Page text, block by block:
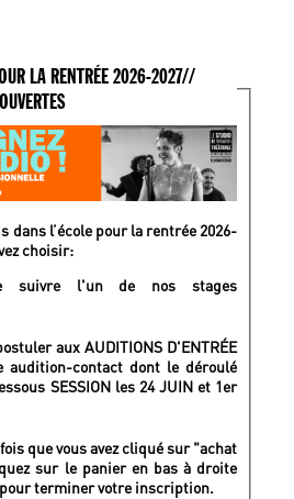
2027//
dans l’école pour la rentrée 2026-
choisir:
suivre l'un de nos stages
aux AUDITIONS D'ENTRÉE
SESSION les 24 JUIN et 1er
que vous avez cliqué sur "achat
sur le panier en bas à droite
terminer votre inscription.